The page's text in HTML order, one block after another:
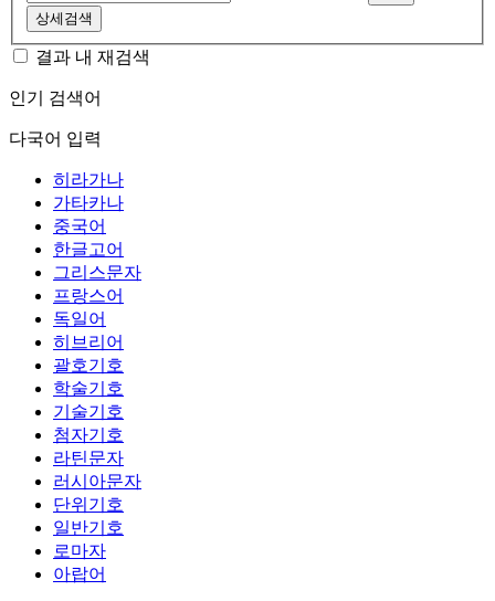
상세검색
결과 내 재검색
인기 검색어
다국어 입력
히라가나
가타카나
중국어
한글고어
그리스문자
프랑스어
독일어
히브리어
괄호기호
학술기호
기술기호
첨자기호
라틴문자
러시아문자
단위기호
일반기호
로마자
아랍어